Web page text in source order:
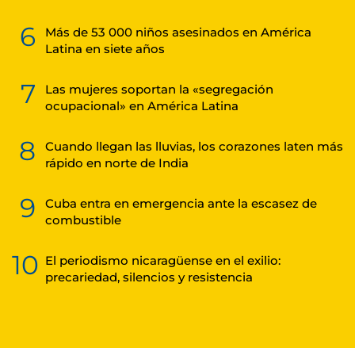
6
Más de 53 000 niños asesinados en América
Latina en siete años
7
Las mujeres soportan la «segregación
ocupacional» en América Latina
8
Cuando llegan las lluvias, los corazones laten más
rápido en norte de India
9
Cuba entra en emergencia ante la escasez de
combustible
10 El periodismo nicaragüense en el exilio:
precariedad, silencios y resistencia